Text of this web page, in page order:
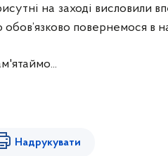
на заході висловили
обов’язково повернемося в
Надрукувати